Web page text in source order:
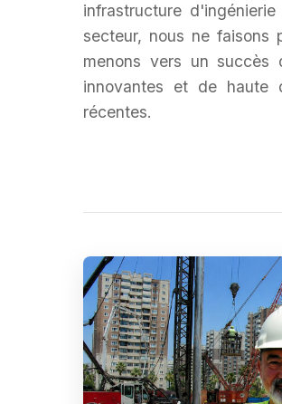
infrastructure
secteur, nous ne faisons
menons vers un succès
innovantes et de haute
récentes.